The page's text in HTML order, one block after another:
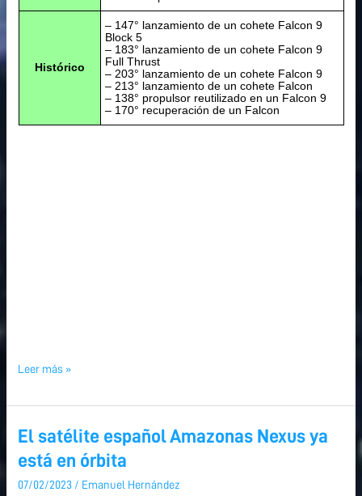
Histórico
– 147° lanzamiento de un cohete Falcon 9
Block 5
– 183° lanzamiento de un cohete Falcon 9
Full Thrust
– 203° lanzamiento de un cohete Falcon 9
– 213° lanzamiento de un cohete Falcon
– 138° propulsor reutilizado en un Falcon 9
– 170° recuperación de un Falcon
Leer más »
El satélite español Amazonas Nexus ya
está en órbita
07/02/2023 / Emanuel Hernández
El
satélite
Amazonas
El
satélite
Amazonas